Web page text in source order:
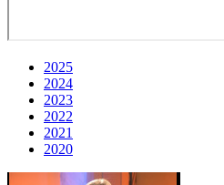
2025
2024
2023
2022
2021
2020